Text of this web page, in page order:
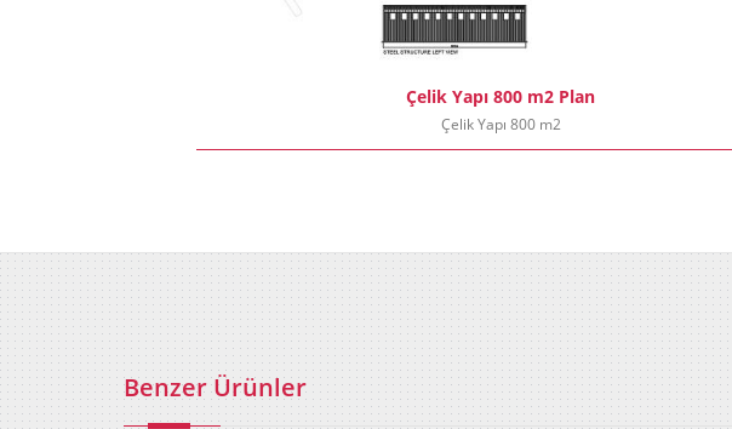
Çelik Yapı 800 m2 Plan
Çelik Yapı 800 m2
Benzer Ürünler